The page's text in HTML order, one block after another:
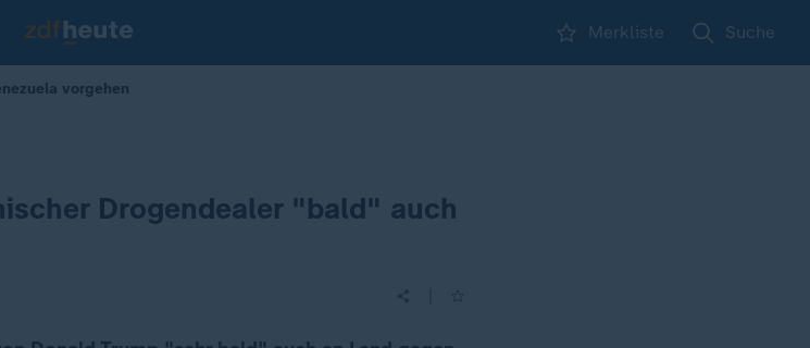
Merkliste Suche
vorgehen
Drogendealer "bald" auch